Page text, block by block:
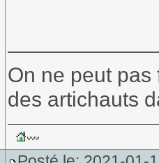
On ne peut
des artichauts